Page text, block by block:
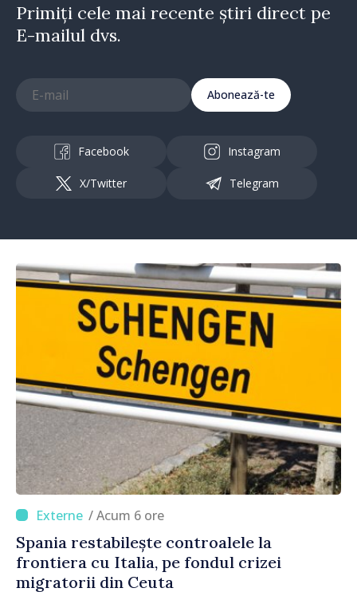
Primiți cele mai recente știri direct pe
E-mailul dvs.
Abonează-te
Facebook Instagram
X/Twitter Telegram
/ Acum 6 ore
Spania restabilește controalele la
frontiera cu Italia, pe fondul crizei
migratorii din Ceuta